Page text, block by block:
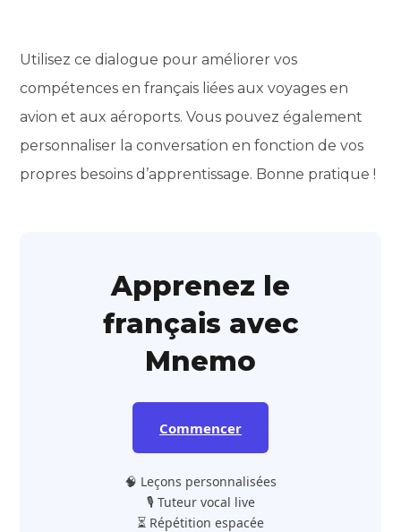
Utilisez ce dialogue pour améliorer vos
compétences en français liées aux voyages en
avion et aux aéroports. Vous pouvez également
personnaliser la conversation en fonction de vos
propres besoins d’apprentissage. Bonne pratique !
Apprenez le
français avec
Mnemo
Commencer
🧠 Leçons personnalisées
🎙️ Tuteur vocal live
⏳ Répétition espacée